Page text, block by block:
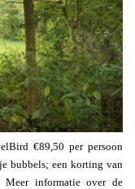
€89,50 per persoon
bubbels; een korting van
informatie over de